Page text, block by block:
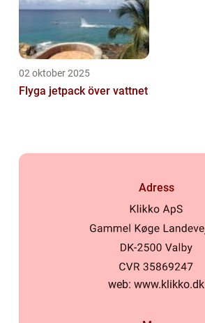
02 oktober 2025
Flyga jetpack över vattnet
Adress
web: www.klikko.dk